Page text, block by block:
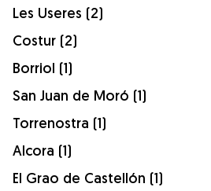
Les Useres (2)
Costur (2)
Borriol (1)
San Juan de Moró (1)
Torrenostra (1)
Alcora (1)
El Grao de Castellón (1)